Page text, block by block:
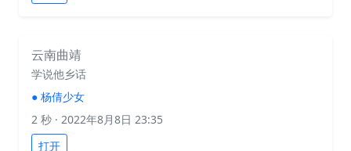
云南曲靖
学说他乡话
● 杨倩少女
2 秒 · 2022年8月8日 23:35
打开